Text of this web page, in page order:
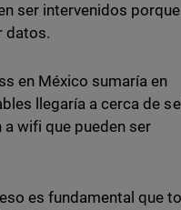
ser intervenidos porque
datos.
en México sumaría en
llegaría a cerca de
wifi que pueden ser
es fundamental que